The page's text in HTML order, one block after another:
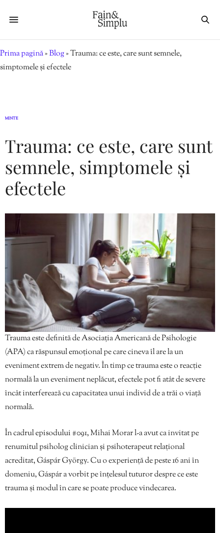
Prima pagină»Blog»Trauma: ce este, care sunt semnele,
simptomele și efectele
MINTE
Trauma: ce este, care sunt
semnele, simptomele și
efectele
Trauma este definită de Asociația Americană de Psihologie
(APA) ca răspunsul emoțional pe care cineva îl are la un
eveniment extrem de negativ. În timp ce trauma este o reacție
normală la un eveniment neplăcut, efectele pot fi atât de severe
încât interferează cu capacitatea unui individ de a trăi o viață
normală.
În cadrul episodului #091, Mihai Morar l-a avut ca invitat pe
renumitul psiholog clinician și psihoterapeut relațional
acreditat, Gáspár György. Cu o experiență de peste 16 ani în
domeniu, Gáspár a vorbit pe înțelesul tuturor despre ce este
trauma și modul în care se poate produce vindecarea.